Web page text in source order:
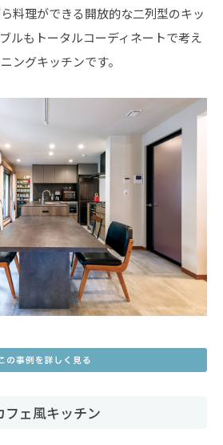
料理ができる開放的な二列型のキッ
ルもトータルコーディネートで考え
ングキッチンです。
ェ風キッチン